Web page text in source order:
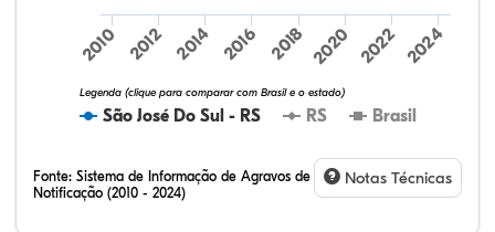
São José Do Sul - RS RS Brasil
Legenda (clique para comparar com Brasil e o estado)
2010 2012 2014 2016 2018 2020 2022 2024
Fonte: Sistema de Informação de Agravos de
Notificação (2010 - 2024)
Notas Técnicas
75,36%
9,00%
0,08%
14,79%
0,71%
0,06%
32,57%
9,24%
0,46%
54,88%
1,27%
1,56%